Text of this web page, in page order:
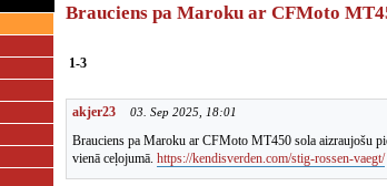
Brauciens pa Maroku ar CFMoto
1-3
akjer23 03. Sep 2025, 18:01
Brauciens pa Maroku ar CFMoto MT450 sola aizraujošu
vienā ceļojumā. https://kendisverden.com/stig-rossen-vaegt/